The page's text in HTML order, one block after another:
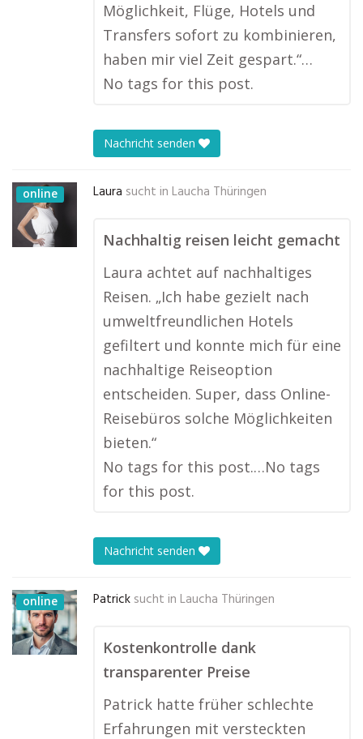
Möglichkeit, Flüge, Hotels und
Transfers sofort zu kombinieren,
haben mir viel Zeit gespart.“…
No tags for this post.
Nachricht senden
online Laura sucht in Laucha Thüringen
Nachhaltig reisen leicht gemacht
Laura achtet auf nachhaltiges
Reisen. „Ich habe gezielt nach
umweltfreundlichen Hotels
gefiltert und konnte mich für eine
nachhaltige Reiseoption
entscheiden. Super, dass Online-
Reisebüros solche Möglichkeiten
bieten.“
No tags for this post.…No tags
for this post.
Nachricht senden
online Patrick sucht in Laucha Thüringen
Kostenkontrolle dank
transparenter Preise
Patrick hatte früher schlechte
Erfahrungen mit versteckten